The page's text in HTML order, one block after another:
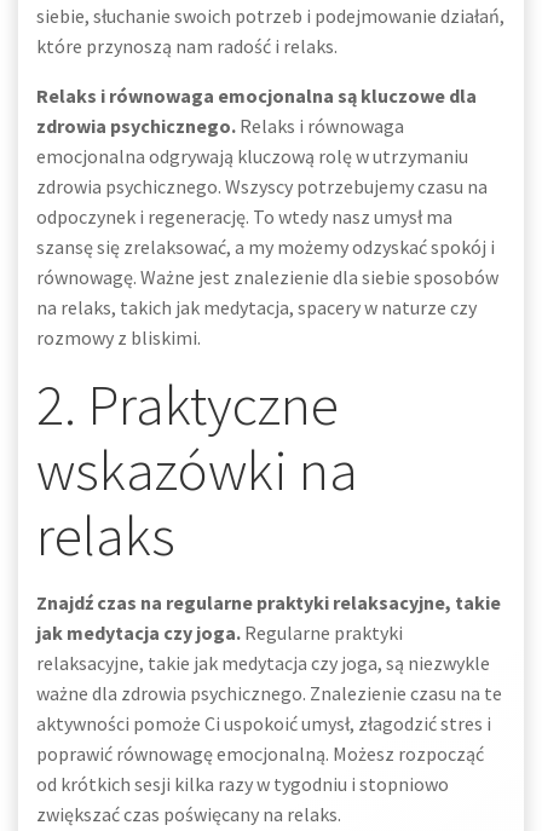
siebie, słuchanie swoich potrzeb i podejmowanie działań,
które przynoszą nam radość i relaks.
Relaks i równowaga emocjonalna są kluczowe dla
zdrowia psychicznego. Relaks i równowaga
emocjonalna odgrywają kluczową rolę w utrzymaniu
zdrowia psychicznego. Wszyscy potrzebujemy czasu na
odpoczynek i regenerację. To wtedy nasz umysł ma
szansę się zrelaksować, a my możemy odzyskać spokój i
równowagę. Ważne jest znalezienie dla siebie sposobów
na relaks, takich jak medytacja, spacery w naturze czy
rozmowy z bliskimi.
2. Praktyczne
wskazówki na
relaks
Znajdź czas na regularne praktyki relaksacyjne, takie
jak medytacja czy joga. Regularne praktyki
relaksacyjne, takie jak medytacja czy joga, są niezwykle
ważne dla zdrowia psychicznego. Znalezienie czasu na te
aktywności pomoże Ci uspokoić umysł, złagodzić stres i
poprawić równowagę emocjonalną. Możesz rozpocząć
od krótkich sesji kilka razy w tygodniu i stopniowo
zwiększać czas poświęcany na relaks.